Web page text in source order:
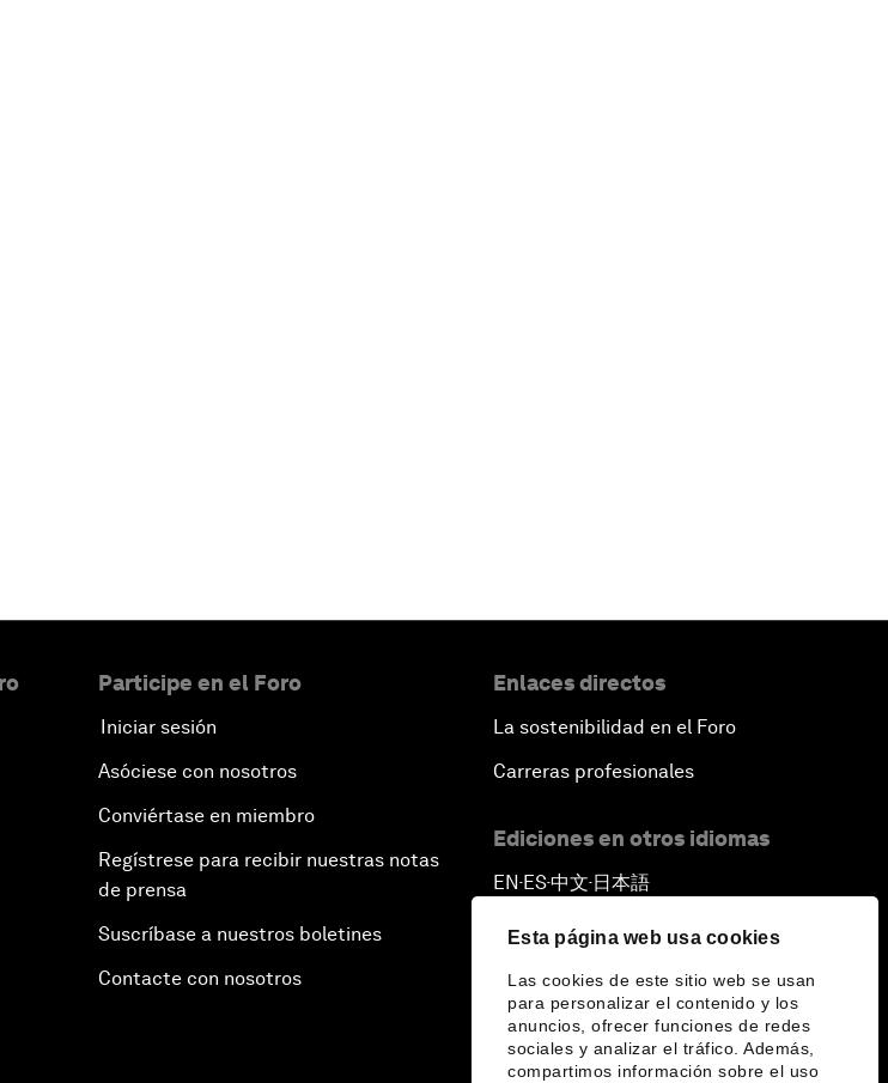
Esta página web usa cookies
Las cookies de este sitio web se usan
para personalizar el contenido y los
anuncios, ofrecer funciones de redes
sociales y analizar el tráfico. Además,
compartimos información sobre el uso
Participe en el Foro
Iniciar sesión
Asóciese con nosotros
Conviértase en miembro
Regístrese para recibir nuestras notas
de prensa
Suscríbase a nuestros boletines
Contacte con nosotros
Enlaces directos
La sostenibilidad en el Foro
Carreras profesionales
Ediciones en otros idiomas
EN ▪ ES▪中文▪ 日本語